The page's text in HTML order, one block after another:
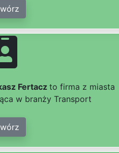
Fertacz to firma z miasta
w branży Transport